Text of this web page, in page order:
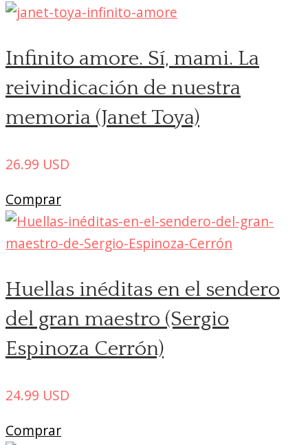
Infinito amore. Sí, mami. La
reivindicación de nuestra
memoria (Janet Toya)
26.99 USD
Comprar
Huellas inéditas en el sendero
del gran maestro (Sergio
Espinoza Cerrón)
24.99 USD
Comprar